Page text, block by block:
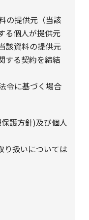
の提供元（当該
る個人が提供元
該資料の提供元
する契約を締結
令に基づく場合
護方針)及び個人
り扱いについては